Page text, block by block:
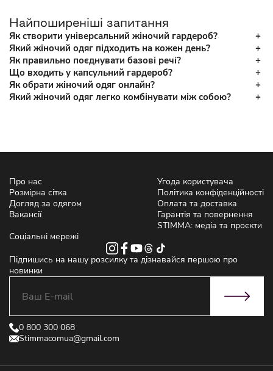
Найпоширеніші запитання
Як створити універсальний жіночий гардероб?
Який жіночий одяг підходить на кожен день?
Як правильно поєднувати базові речі?
Що входить у капсульний гардероб?
Як обрати жіночий одяг онлайн?
Який жіночий одяг легко комбінувати між собою?
Про нас
Розмірна сітка
Догляд за одягом
Вакансії
Угода користувача
Політика конфіденційності
Оплата та доставка
Гарантія та повернення
STIMMA: медіа та проєкти
Соціальні мережі
Підпишись на нашу розсилку та дізнавайся першою про
новинки
0 800 300 068
Stimmacomua@gmail.com